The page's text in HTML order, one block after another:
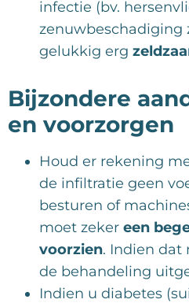
infectie (bv.
zenuwbeschadiging
gelukkig erg
Bijzondere
en voorzorgen
Houd er rekening
de infiltratie geen
besturen of
moet zeker een
voorzien. Indien dat
de behandeling
Indien u diabetes